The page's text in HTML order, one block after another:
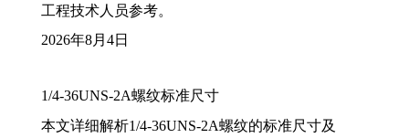
工程技术人员参考。
2026年8月4日
1/4-36UNS-2A螺纹标准尺寸
本文详细解析1/4-36UNS-2A螺纹的标准尺寸及